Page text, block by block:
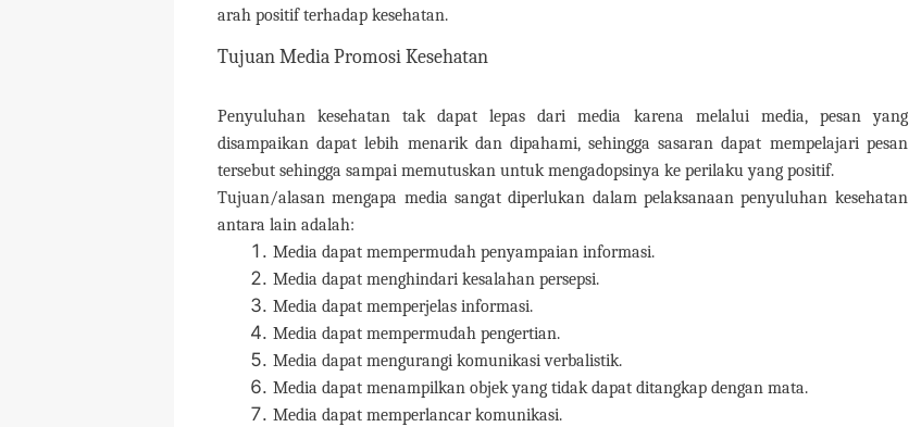
arah positif terhadap kesehatan.
Tujuan Media Promosi Kesehatan
Penyuluhan kesehatan tak dapat lepas dari media karena melalui media, pesan yang
disampaikan dapat lebih menarik dan dipahami, sehingga sasaran dapat mempelajari pesan
tersebut sehingga sampai memutuskan untuk mengadopsinya ke perilaku yang positif.
Tujuan/alasan mengapa media sangat diperlukan dalam pelaksanaan penyuluhan kesehatan
antara lain adalah:
Media dapat mempermudah penyampaian informasi.
Media dapat menghindari kesalahan persepsi.
Media dapat memperjelas informasi.
Media dapat mempermudah pengertian.
Media dapat mengurangi komunikasi verbalistik.
Media dapat menampilkan objek yang tidak dapat ditangkap dengan mata.
Media dapat memperlancar komunikasi.